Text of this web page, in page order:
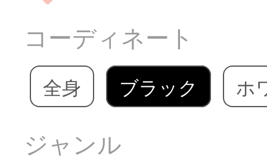
コーディネート
全身 ブラック ホ
ジャンル